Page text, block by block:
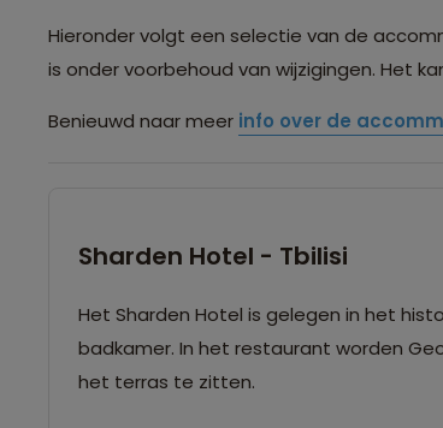
Hieronder volgt een selectie van de
is onder voorbehoud van wijzigingen. Het
Benieuwd naar meer info over de
Sharden Hotel - Tbilisi
Het Sharden Hotel is gelegen in het
badkamer. In het restaurant worden
het terras te zitten.